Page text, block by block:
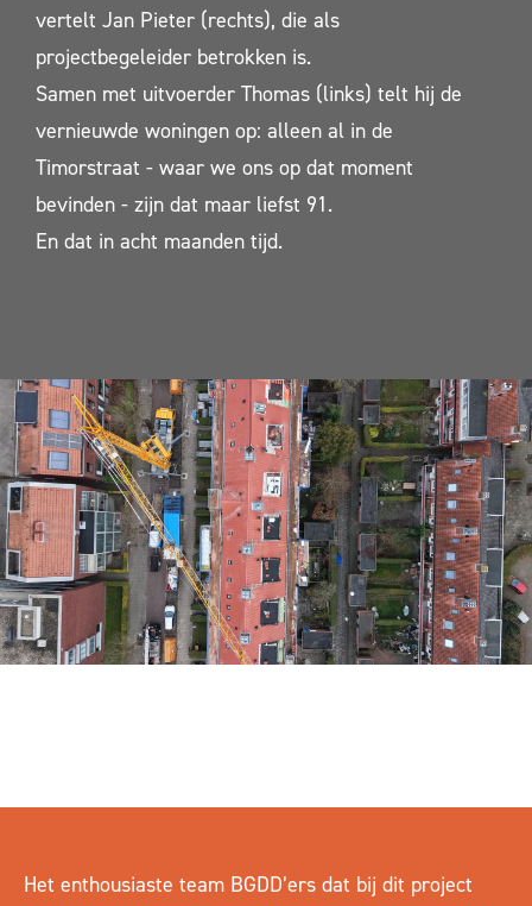
vertelt Jan Pieter (rechts), die als
projectbegeleider betrokken is.
Samen met uitvoerder Thomas (links) telt hij de
vernieuwde woningen op: alleen al in de
Timorstraat - waar we ons op dat moment
bevinden - zijn dat maar liefst 91.
En dat in acht maanden tijd.
Het enthousiaste team BGDD’ers dat bij dit project